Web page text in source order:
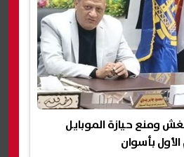
ومنع حيازة الموبايل
الأول بأسوان